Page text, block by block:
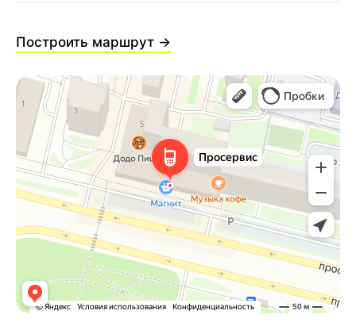
Построить маршрут →
+ 7 (3462) 550-677
+ 7 (952) 718-0599
Заказать обратный звонок
Написать руководству
Сургут, проспект Мира 5
ТЦ "Никольский" 1 этаж
Ежедневно с 10:00 до 21:00
2026 © Магазин Просервис. Сайт носит сугубо информационный
характер и не является публичной офертой, определяемой Статьей
proservice.one@mail.ru
Мы в соцсетях:
Способы
Перезвоните мне